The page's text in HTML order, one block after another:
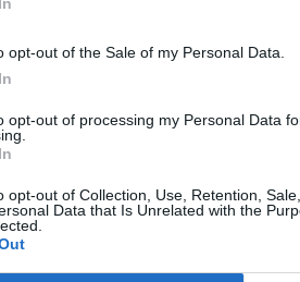
opt-out of the Sale of my Personal Data.
opt-out of processing my Personal Data
opt-out of Collection, Use, Retention,
Data that Is Unrelated with the
imprese
Centrale S.p.A.
imprese
Centrale S.p.A.
imprese
Centrale S.p.A.
imprese